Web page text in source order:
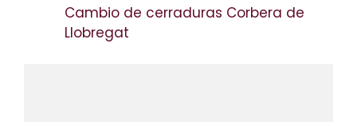
Cambio de cerraduras Corbera de
Llobregat